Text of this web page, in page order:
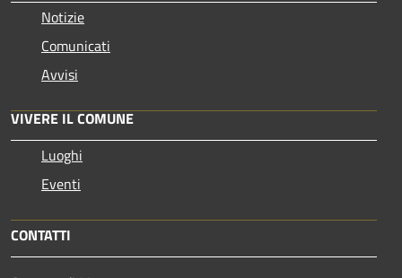
Notizie
Comunicati
Avvisi
VIVERE IL COMUNE
Luoghi
Eventi
CONTATTI